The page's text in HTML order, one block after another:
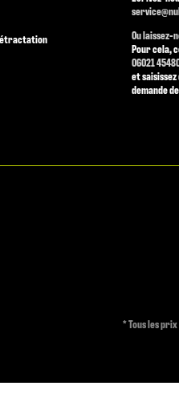
Ou laissez-
Pour cela,
06021
et
demande
*Tous les